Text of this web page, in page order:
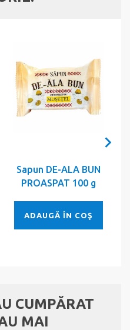
Sapun DE-ALA BUN
PROASPAT 100 g
ADAUGĂ ÎN COŞ
CUMPĂRAT
MAI